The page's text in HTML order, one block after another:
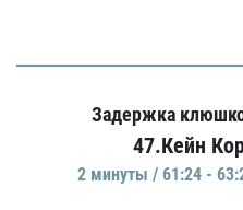
Задержка
47.Кейн
2 минуты / 61:24 -